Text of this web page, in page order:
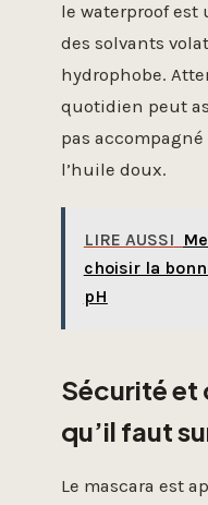
le waterproof est
des solvants
hydrophobe.
quotidien peut
pas
l’huile doux.
LIRE AUSSI
choisir la
pH
Sécurité et
qu’il faut
Le mascara est